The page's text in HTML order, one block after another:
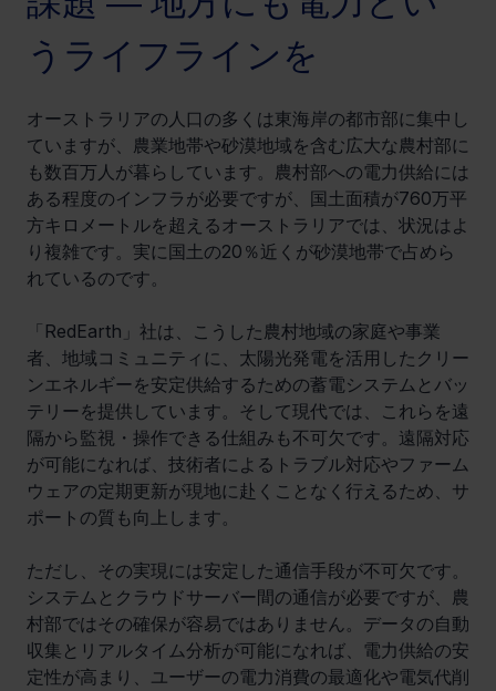
うライフラインを
オーストラリアの人口の多くは東海岸の都市部に集中し
ていますが、農業地帯や砂漠地域を含む広大な農村部に
も数百万人が暮らしています。農村部への電力供給には
ある程度のインフラが必要ですが、国土面積が760万平
方キロメートルを超えるオーストラリアでは、状況はよ
り複雑です。実に国土の20％近くが砂漠地帯で占めら
れているのです。
「RedEarth」社は、こうした農村地域の家庭や事業
者、地域コミュニティに、太陽光発電を活用したクリー
ンエネルギーを安定供給するための蓄電システムとバッ
テリーを提供しています。そして現代では、これらを遠
隔から監視・操作できる仕組みも不可欠です。遠隔対応
が可能になれば、技術者によるトラブル対応やファーム
ウェアの定期更新が現地に赴くことなく行えるため、サ
ポートの質も向上します。
ただし、その実現には安定した通信手段が不可欠です。
システムとクラウドサーバー間の通信が必要ですが、農
村部ではその確保が容易ではありません。データの自動
収集とリアルタイム分析が可能になれば、電力供給の安
定性が高まり、ユーザーの電力消費の最適化や電気代削